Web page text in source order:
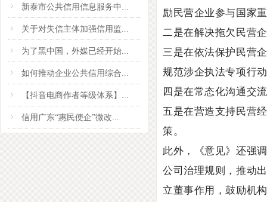
新泰市公共信用信息服务中...
关于对失信主体加强信用监...
为了黑中国，外媒已经开始...
如何推动企业公共信用综合...
【抖音电商作者等级体系】...
信用广东“惠民便企”微改...
励民营企业参与国家
二是在解决拖欠民营
三是在依法保护民营
规范涉企执法专项行
四是在常态化沟通交
五是在营造支持民营
策。
此外，《意见》还强
公司治理规则，推动
立董事作用，鼓励机